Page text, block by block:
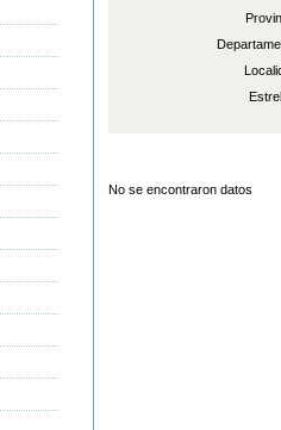
No se encontraron datos